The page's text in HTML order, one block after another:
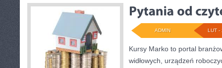
LUT -
ADMIN
Kursy Marko to portal
widłowych, urządzeń